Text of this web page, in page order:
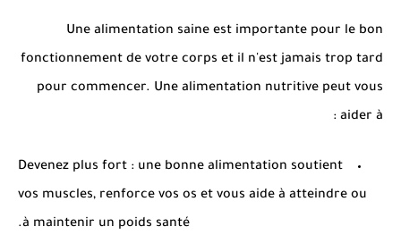
Une alimentation saine est importante pour le bon
fonctionnement de votre corps et il n'est jamais trop tard
pour commencer. Une alimentation nutritive peut vous
aider à :
Devenez plus fort : une bonne alimentation soutient
vos muscles, renforce vos os et vous aide à atteindre ou
à maintenir un poids santé.